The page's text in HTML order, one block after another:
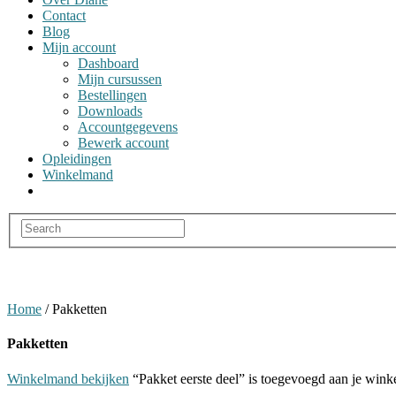
Contact
Blog
Mijn account
Dashboard
Mijn cursussen
Bestellingen
Downloads
Accountgegevens
Bewerk account
Opleidingen
Winkelmand
Home / Pakketten
Pakketten
Winkelmand bekijken “Pakket eerste deel” is toegevoegd aan je